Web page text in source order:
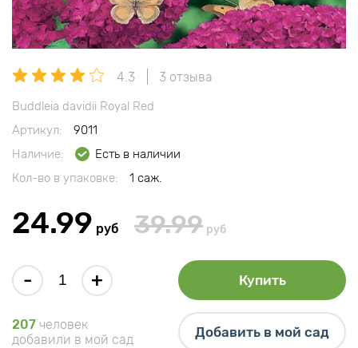
4.3 3 отзыва
Buddleia davidii Royal Red
Артикул:
9011
Наличие:
Есть в наличии
Кол-во в упаковке:
1 саж.
24.99 руб 39.99 руб
- + Купить
207 человек
добавили в мой сад
Добавить в мой сад